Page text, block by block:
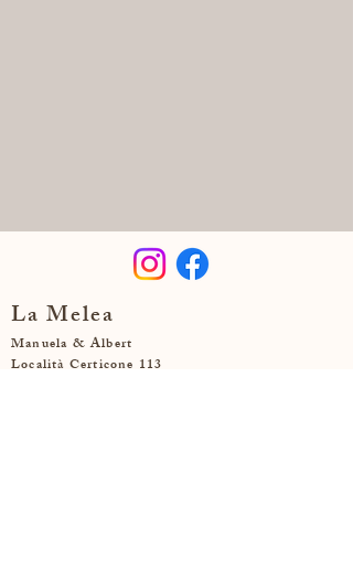
La Melea
Manuela & Albert
Località Certicone 113